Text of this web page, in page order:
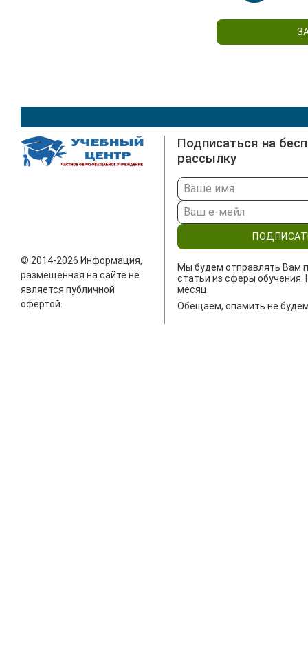
© 2014-2026 Информация,
размещенная на сайте не
является публичной
офертой.
Подписаться на
рассылку
Мы будем отправлять Вам
статьи из сферы обучения.
месяц.
Обещаем, спамить не